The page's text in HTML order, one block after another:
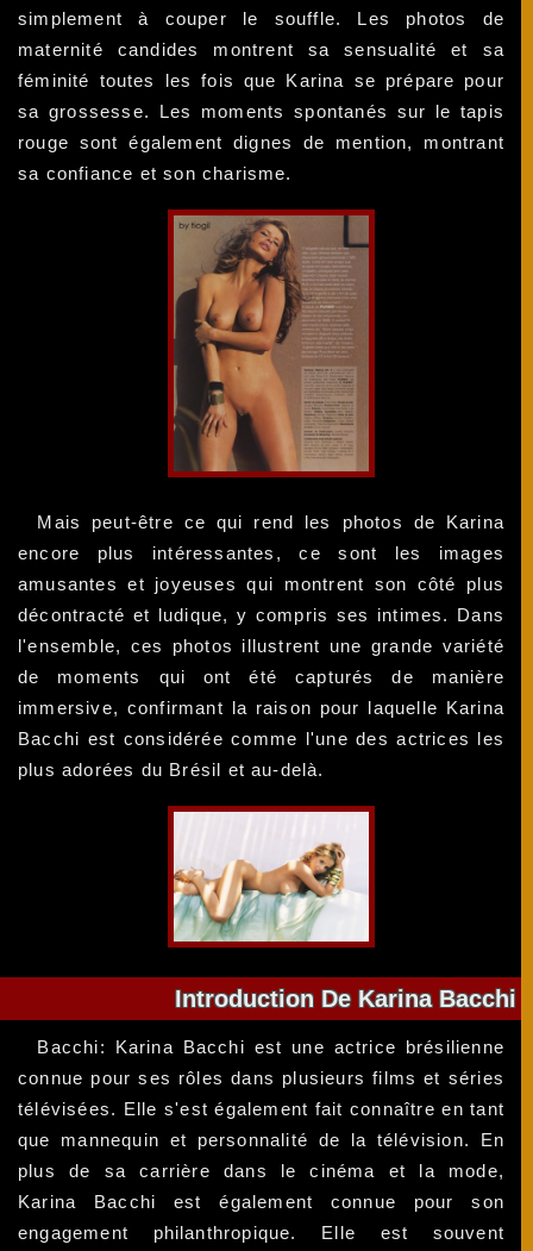
simplement à couper le souffle. Les photos de
maternité candides montrent sa sensualité et sa
féminité toutes les fois que Karina se prépare pour
sa grossesse. Les moments spontanés sur le tapis
rouge sont également dignes de mention, montrant
sa confiance et son charisme.
Mais peut-être ce qui rend les photos de Karina
encore plus intéressantes, ce sont les images
amusantes et joyeuses qui montrent son côté plus
décontracté et ludique, y compris ses intimes. Dans
l'ensemble, ces photos illustrent une grande variété
de moments qui ont été capturés de manière
immersive, confirmant la raison pour laquelle Karina
Bacchi est considérée comme l'une des actrices les
plus adorées du Brésil et au-delà.
Introduction De Karina Bacchi
Bacchi: Karina Bacchi est une actrice brésilienne
connue pour ses rôles dans plusieurs films et séries
télévisées. Elle s'est également fait connaître en tant
que mannequin et personnalité de la télévision. En
plus de sa carrière dans le cinéma et la mode,
Karina Bacchi est également connue pour son
engagement philanthropique. Elle est souvent